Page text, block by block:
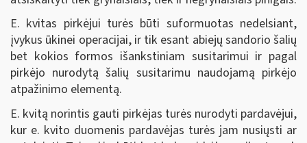
E. kvitas pirkėjui turės būti suformuotas nedelsiant,
įvykus ūkinei operacijai, ir tik esant abiejų sandorio šalių
bet kokios formos išankstiniam susitarimui ir pagal
pirkėjo nurodytą šalių susitarimu naudojamą pirkėjo
atpažinimo elementą.
E. kvitą norintis gauti pirkėjas turės nurodyti pardavėjui,
kur e. kvito duomenis pardavėjas turės jam nusiųsti ar